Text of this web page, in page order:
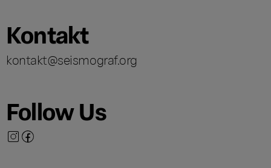
Kontakt
kontakt@seismograf.org
Follow Us